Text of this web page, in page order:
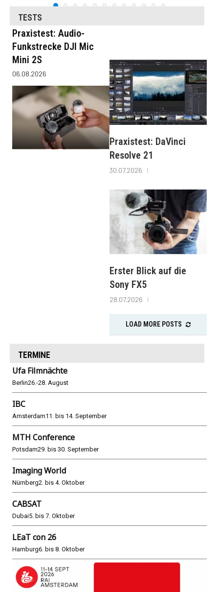
TESTS
Praxistest: Audio-
Funkstrecke DJI Mic
Mini 2S
06.08.2026
Praxistest: DaVinci
Resolve 21
30.07.2026
Erster Blick auf die
Sony FX5
28.07.2026
LOAD MORE POSTS
TERMINE
Ufa Filmnächte
Berlin26.-28. August
IBC
Amsterdam11. bis 14. September
MTH Conference
Potsdam29. bis 30. September
Imaging World
Nürnberg2. bis 4. Oktober
CABSAT
Dubai5. bis 7. Oktober
LEaT con 26
Hamburg6. bis 8. Oktober